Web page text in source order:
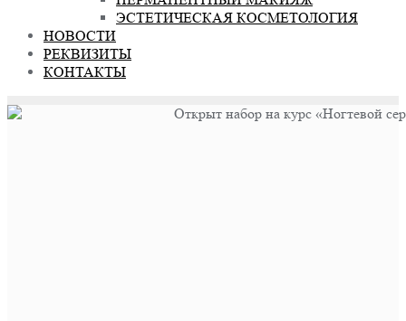
ЭСТЕТИЧЕСКАЯ КОСМЕТОЛОГИЯ
НОВОСТИ
РЕКВИЗИТЫ
КОНТАКТЫ